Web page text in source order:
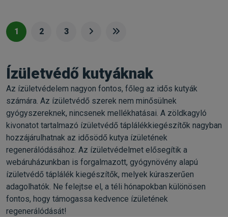
1 2 3
Ízületvédő kutyáknak
Az ízületvédelem nagyon fontos, főleg az idős kutyák
számára. Az ízületvédő szerek nem minősülnek
gyógyszereknek, nincsenek mellékhatásai. A zöldkagyló
kivonatot tartalmazó ízületvédő táplálékkiegészítők nagyban
hozzájárulhatnak az idősödő kutya ízületének
regenerálódásához. Az ízületvédelmet elősegítik a
webáruházunkban is forgalmazott, gyógynövény alapú
ízületvédő táplálék kiegészítők, melyek kúraszerűen
adagolhatók. Ne felejtse el, a téli hónapokban különösen
fontos, hogy támogassa kedvence ízületének
regenerálódását!